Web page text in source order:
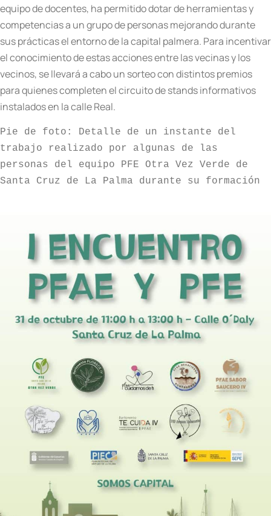
equipo de docentes, ha permitido dotar de herramientas y
competencias a un grupo de personas mejorando durante
sus prácticas el entorno de la capital palmera. Para incentivar
el conocimiento de estas acciones entre las vecinas y los
vecinos, se llevará a cabo un sorteo con distintos premios
para quienes completen el circuito de stands informativos
instalados en la calle Real.
Pie de foto: Detalle de un instante del
trabajo realizado por algunas de las
personas del equipo PFE Otra Vez Verde de
Santa Cruz de La Palma durante su formación